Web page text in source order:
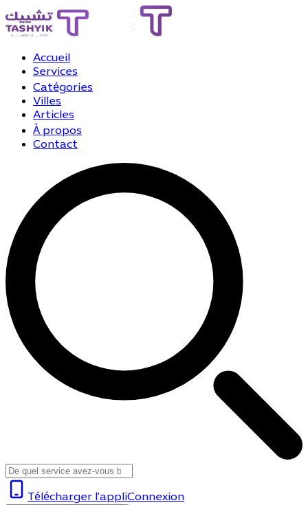
Accueil
Services
Catégories
Villes
Articles
À propos
Contact
Télécharger l'appliConnexion